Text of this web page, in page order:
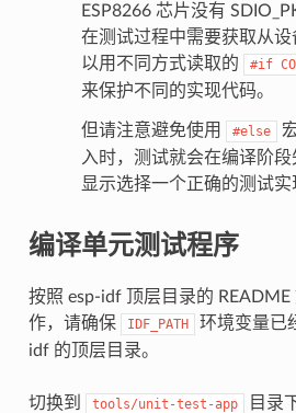
ESP8266 芯片没有
在测试过程中需要获取从设
以用不同方式读取的
#if
来保护不同的实现代码。
但请注意避免使用 #else
入时，测试就会在编译阶
显示选择一个正确的测试实
编译单元测试程序
按照 esp-idf 顶层目录的
作，请确保
IDF_PATH
环境变量已
idf 的顶层目录。
切换到 tools/unit-test-app 目录